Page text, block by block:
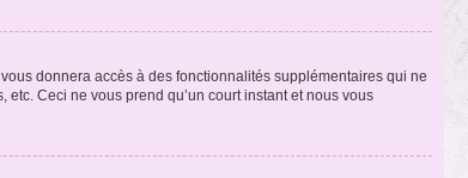
donnera accès à des fonctionnalités supplémentaires qui ne
Ceci ne vous prend qu’un court instant et nous vous